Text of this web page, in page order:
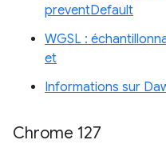
preventDefault
WGSL :
et
Informations sur
Chrome 127